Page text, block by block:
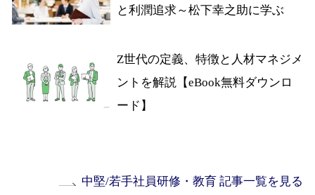
と利潤追求～松下幸之助に学ぶ
Z世代の定義、特徴と人材マネジメ
ントを解説【eBook無料ダウンロ
ード】
中堅/若手社員研修・教育 記事一覧を見る